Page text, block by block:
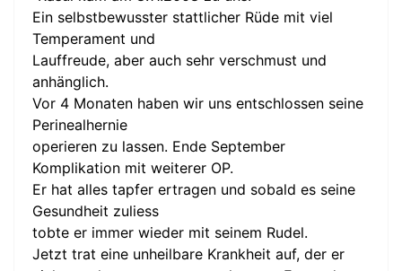
Ein selbstbewusster stattlicher Rüde mit viel
Temperament und
Lauffreude, aber auch sehr verschmust und
anhänglich.
Vor 4 Monaten haben wir uns entschlossen seine
Perinealhernie
operieren zu lassen. Ende September
Komplikation mit weiterer OP.
Er hat alles tapfer ertragen und sobald es seine
Gesundheit zuliess
tobte er immer wieder mit seinem Rudel.
Jetzt trat eine unheilbare Krankheit auf, der er